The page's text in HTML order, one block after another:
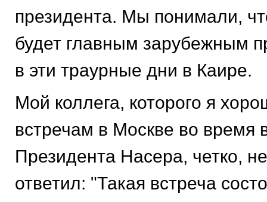
президента. Мы понимали,
будет главным зарубежным
в эти траурные дни в Каире.
Мой коллега, которого я
встречам в Москве во время
Президента Насера, четко,
ответил: "Такая встреча